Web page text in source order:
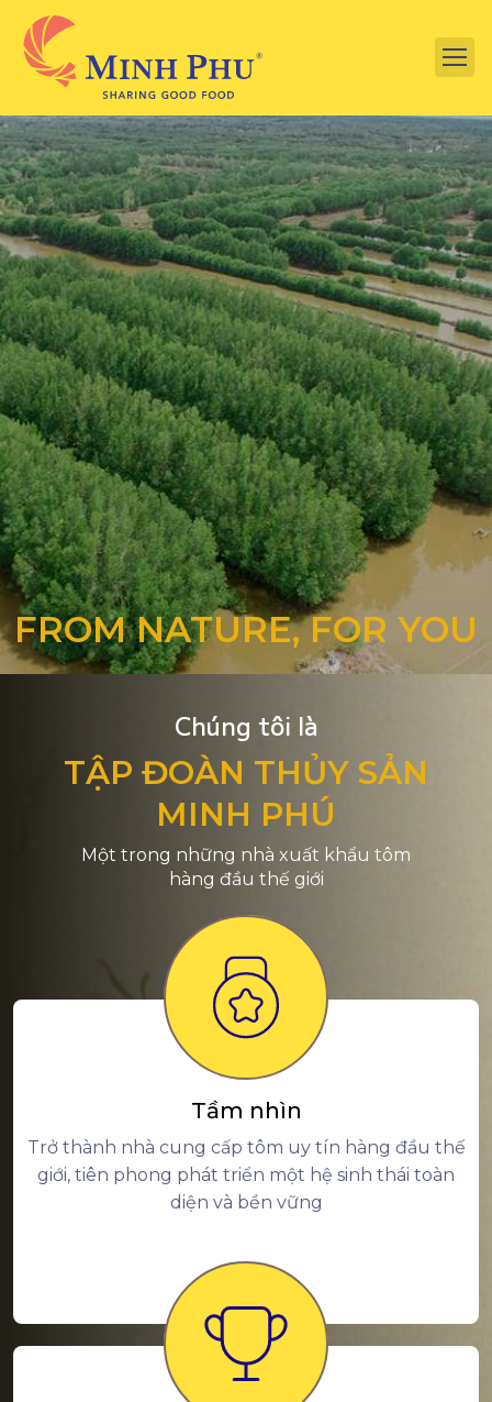
FROM NATURE, FOR YOU
Chúng tôi là
TẬP ĐOÀN THỦY SẢN
MINH PHÚ
Một trong những nhà xuất khẩu tôm
hàng đầu thế giới
Tầm nhìn
Trở thành nhà cung cấp tôm uy tín hàng đầu thế
giới, tiên phong phát triển một hệ sinh thái toàn
diện và bền vững